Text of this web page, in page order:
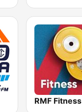
RMF Fitness